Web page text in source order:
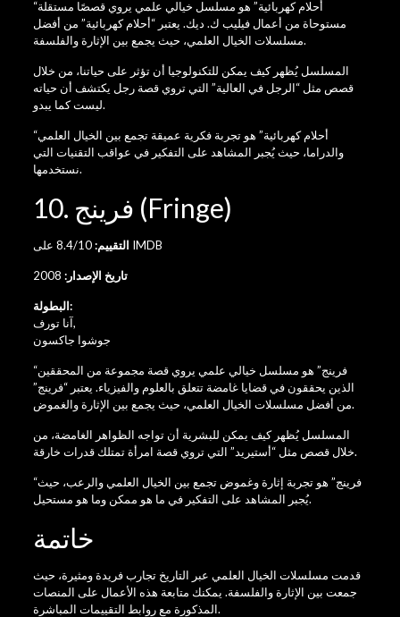
“أحلام كهربائية” هو مسلسل خيالي علمي يروي قصصًا مستقلة
مستوحاة من أعمال فيليب ك. ديك. يعتبر “أحلام كهربائية” من أفضل
مسلسلات الخيال العلمي، حيث يجمع بين الإثارة والفلسفة.
المسلسل يُظهر كيف يمكن للتكنولوجيا أن تؤثر على حياتنا، من خلال
قصص مثل “الرجل في العالية” التي تروي قصة رجل يكتشف أن حياته
ليست كما يبدو.
“أحلام كهربائية” هو تجربة فكرية عميقة تجمع بين الخيال العلمي
والدراما، حيث يُجبر المشاهد على التفكير في عواقب التقنيات التي
نستخدمها.
10. فرينج (Fringe)
التقييم: 8.4/10 على IMDB
تاريخ الإصدار:
البطولة:
آنا تورف,
جوشوا جاكسون
“فرينج” هو مسلسل خيالي علمي يروي قصة مجموعة من المحققين
الذين يحققون في قضايا غامضة تتعلق بالعلوم والفيزياء. يعتبر “فرينج”
من أفضل مسلسلات الخيال العلمي، حيث يجمع بين الإثارة والغموض.
المسلسل يُظهر كيف يمكن للبشرية أن تواجه الظواهر الغامضة، من
خلال قصص مثل “أستيريد” التي تروي قصة امرأة تمتلك قدرات خارقة.
“فرينج” هو تجربة إثارة وغموض تجمع بين الخيال العلمي والرعب، حيث
يُجبر المشاهد على التفكير في ما هو ممكن وما هو مستحيل.
خاتمة
قدمت مسلسلات الخيال العلمي عبر التاريخ تجارب فريدة ومثيرة، حيث
جمعت بين الإثارة والفلسفة. يمكنك متابعة هذه الأعمال على المنصات
المذكورة مع روابط التقييمات المباشرة.